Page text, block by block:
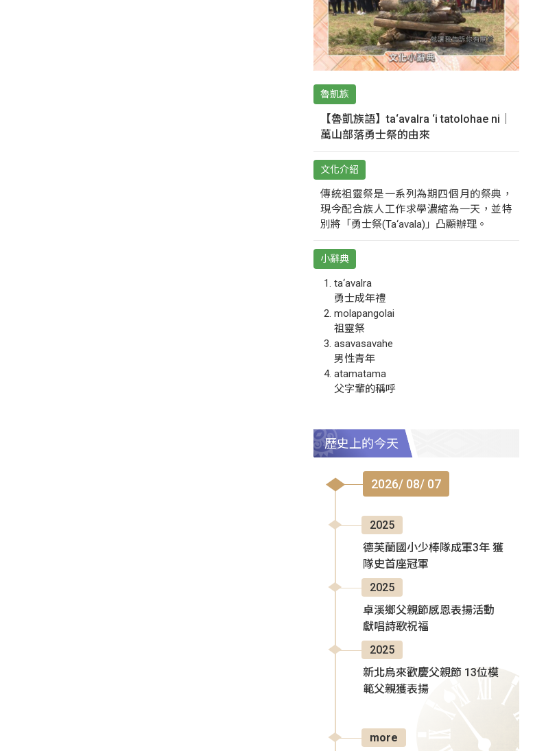
魯凱族
【魯凱族語】ta‘avalra ‘i tatolohae ni｜
萬山部落勇士祭的由來
文化介紹
傳統祖靈祭是一系列為期四個月的祭典，
現今配合族人工作求學濃縮為一天，並特
別將「勇士祭(Ta‘avala)」凸顯辦理。
小辭典
ta‘avalra
勇士成年禮
molapangolai
祖靈祭
asavasavahe
男性青年
atamatama
父字輩的稱呼
歷史上的今天
2026/ 08/ 07
2025
德芙蘭國小少棒隊成軍3年 獲
隊史首座冠軍
2025
卓溪鄉父親節感恩表揚活動
獻唱詩歌祝福
2025
新北烏來歡慶父親節 13位模
範父親獲表揚
more